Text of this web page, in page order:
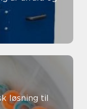
løsning til